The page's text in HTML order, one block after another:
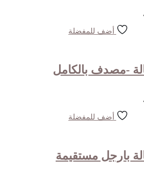
أضف للمفضلة
-مصدف بالكامل
أضف للمفضلة
بارجل مستقيمة